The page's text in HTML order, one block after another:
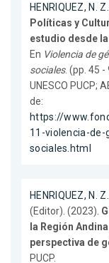
HENRIQUEZ, N. Z.
Políticas y
estudio desde
En Violencia de
sociales. (pp. 45 -
UNESCO PUCP;
de:
https://
11-violencia-
sociales.html
HENRIQUEZ, N. Z.
(Editor). (2023).
la Región
perspectiva de
PUCP.